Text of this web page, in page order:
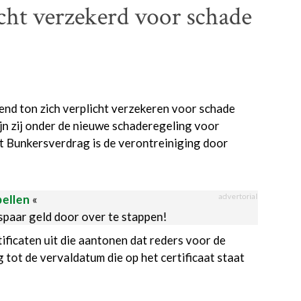
verzekerd voor schade
ton zich verplicht verzekeren voor schade
zij onder de nieuwe schaderegeling voor
Bunkersverdrag is de verontreiniging door
« advertorial
geld door over te stappen!
uit die aantonen dat reders voor de
tot de vervaldatum die op het certificaat staat